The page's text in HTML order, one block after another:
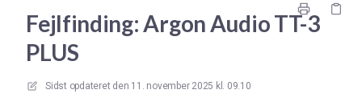
Fejlfinding: Argon Audio TT-3
PLUS
Sidst opdateret den 11. november 2025 kl. 09.10